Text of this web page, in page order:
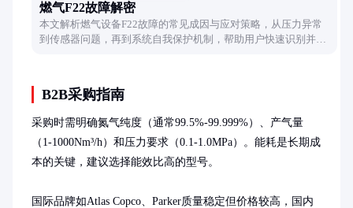
燃气F22故障解密
本文解析燃气设备F22故障的常见成因与应对策略，从压力异常
到传感器问题，再到系统自我保护机制，帮助用户快速识别并合
B2B采购指南
采购时需明确氮气纯度（通常99.5%-99.999%）、产气量
（1-1000Nm³/h）和压力要求（0.1-1.0MPa）。能耗是长期成
本的关键，建议选择能效比高的型号。
国际品牌如Atlas Copco、Parker质量稳定但价格较高，国内